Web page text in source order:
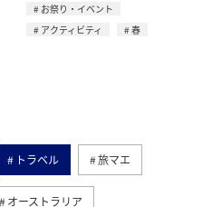
お祭り・イベント
アクティビティ
春
トラベル 旅マエ
オーストラリア